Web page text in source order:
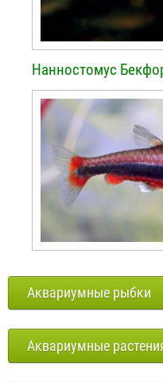
Нанностомус
Аквариумные рыбки
Аквариумные